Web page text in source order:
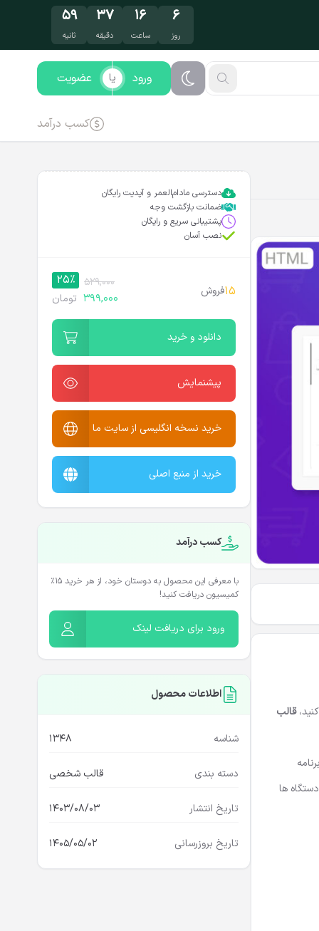
۶
روز
۱۶
ساعت
۳۷
دقیقه
۵۸
ثانیه
ورود عضویت یا
کسب درآمد
قالب
ها
دسترسی مادام‌العمر و آپدیت رایگان
ضمانت بازگشت وجه
پشتیبانی سریع و رایگان
نصب آسان
15فروش
529,000
25%
399,000 تومان
دانلود و خرید
پیشنمایش
خرید نسخه انگلیسی از سایت ما
خرید از منبع اصلی
کسب درآمد
با معرفی این محصول به دوستان خود، از هر خرید ۱۵٪
کمیسیون دریافت کنید!
ورود برای دریافت لینک
اطلاعات محصول
شناسه 1348
دسته بندی قالب شخصی
تاریخ انتشار 1403/08/03
تاریخ بروزرسانی 1405/05/02